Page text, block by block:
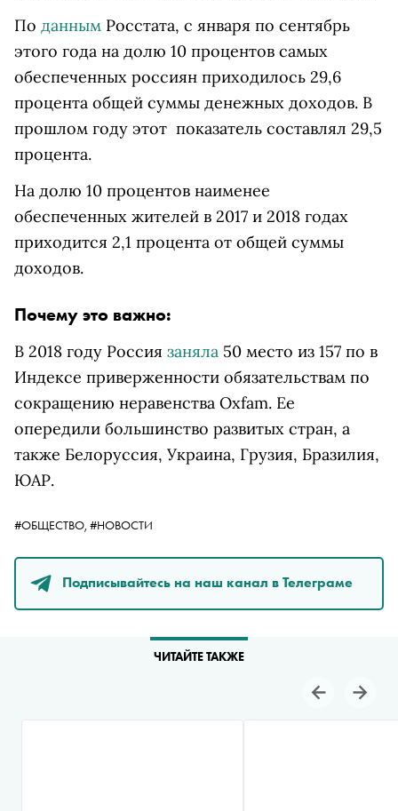
По данным Росстата, с января по сентябрь
этого года на долю 10 процентов самых
обеспеченных россиян приходилось 29,6
процента общей суммы денежных доходов. В
прошлом году этот показатель составлял 29,5
процента.
На долю 10 процентов наименее
обеспеченных жителей в 2017 и 2018 годах
приходится 2,1 процента от общей суммы
доходов.
Почему это важно:
В 2018 году Россия заняла 50 место из 157 по в
Индексе приверженности обязательствам по
сокращению неравенства Oxfam. Ее
опередили большинство развитых стран, а
также Белоруссия, Украина, Грузия, Бразилия,
ЮАР.
#ОБЩЕСТВО, #НОВОСТИ
Подписывайтесь на наш канал в Телеграме
ЧИТАЙТЕ ТАКЖЕ